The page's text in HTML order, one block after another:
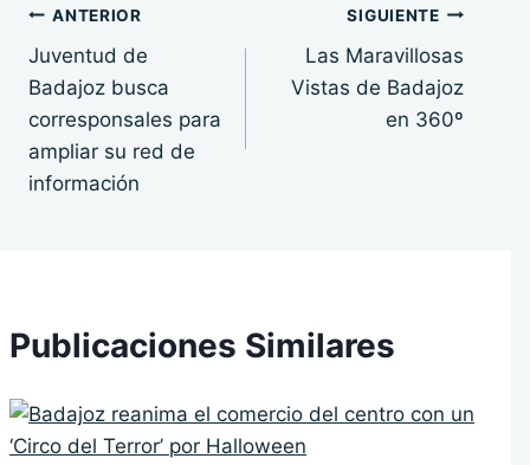
Navegación
de
entradas
ANTERIOR
Juventud de
Badajoz busca
corresponsales para
ampliar su red de
información
SIGUIENTE
Las Maravillosas
Vistas de Badajoz
en 360º
Publicaciones Similares